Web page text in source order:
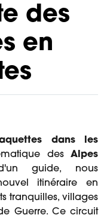
des
en
dans les
des Alpes
guide, nous
itinéraire en
tranquilles, villages
Guerre. Ce circuit